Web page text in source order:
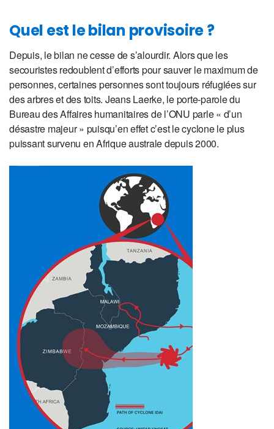
Quel est le bilan provisoire ?
Depuis, le bilan ne cesse de s’alourdir. Alors que les
secouristes redoublent d’efforts pour sauver le maximum de
personnes, certaines personnes sont toujours réfugiées sur
des arbres et des toits. Jeans Laerke, le porte-parole du
Bureau des Affaires humanitaires de l’ONU parle « d’un
désastre majeur » puisqu’en effet c’est le cyclone le plus
puissant survenu en Afrique australe depuis 2000.